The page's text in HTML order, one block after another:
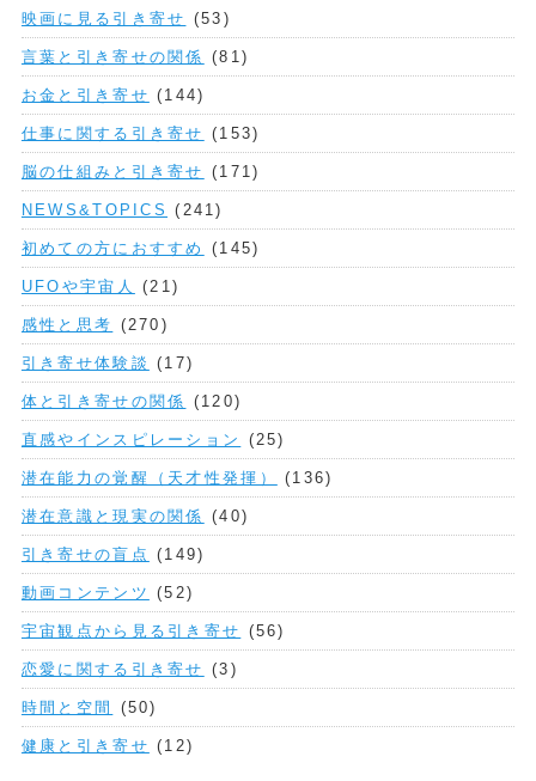
映画に見る引き寄せ (53)
言葉と引き寄せの関係 (81)
お金と引き寄せ (144)
仕事に関する引き寄せ (153)
脳の仕組みと引き寄せ (171)
NEWS&TOPICS (241)
初めての方におすすめ (145)
UFOや宇宙人 (21)
感性と思考 (270)
引き寄せ体験談 (17)
体と引き寄せの関係 (120)
直感やインスピレーション (25)
潜在能力の覚醒（天才性発揮） (136)
潜在意識と現実の関係 (40)
引き寄せの盲点 (149)
動画コンテンツ (52)
宇宙観点から見る引き寄せ (56)
恋愛に関する引き寄せ (3)
時間と空間 (50)
健康と引き寄せ (12)